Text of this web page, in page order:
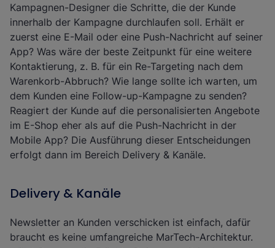
Kampagnen-Designer die Schritte, die der Kunde
innerhalb der Kampagne durchlaufen soll. Erhält er
zuerst eine E-Mail oder eine Push-Nachricht auf seiner
App? Was wäre der beste Zeitpunkt für eine weitere
Kontaktierung, z. B. für ein Re-Targeting nach dem
Warenkorb-Abbruch? Wie lange sollte ich warten, um
dem Kunden eine Follow-up-Kampagne zu senden?
Reagiert der Kunde auf die personalisierten Angebote
im E-Shop eher als auf die Push-Nachricht in der
Mobile App? Die Ausführung dieser Entscheidungen
erfolgt dann im Bereich Delivery & Kanäle.
Delivery & Kanäle
Newsletter an Kunden verschicken ist einfach, dafür
braucht es keine umfangreiche MarTech-Architektur.